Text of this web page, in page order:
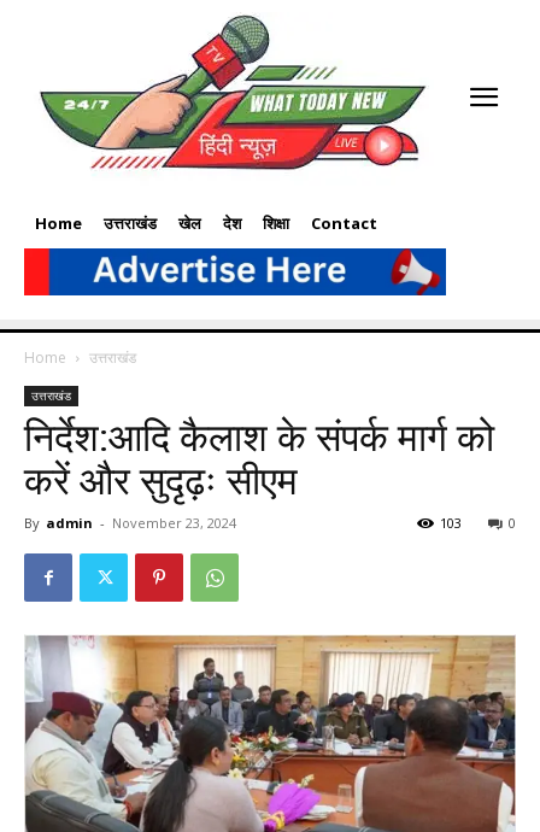
Home उत्तराखंड खेल देश शिक्षा Contact
Home उत्तराखंड
उत्तराखंड
निर्देश:आदि कैलाश के संपर्क मार्ग को
करें और सुदृढ़ः सीएम
By admin - November 23, 2024 0
103